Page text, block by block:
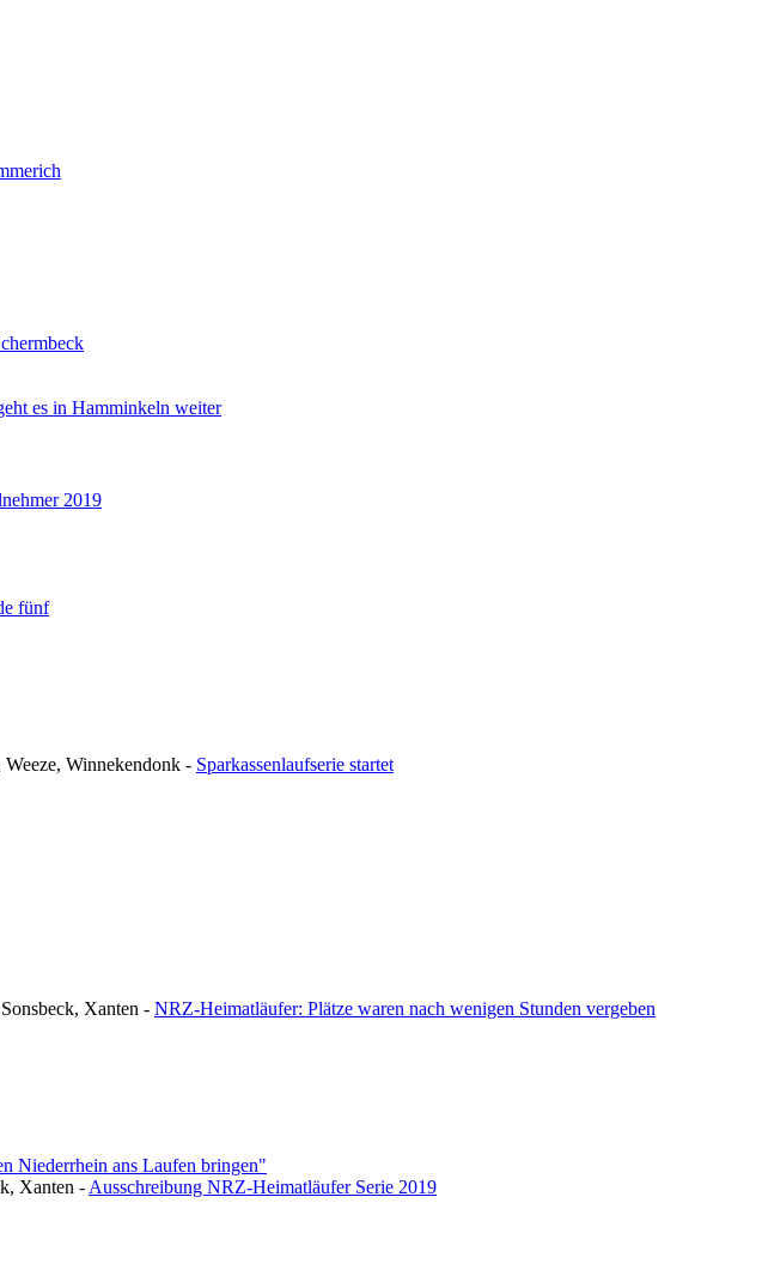
es in Hamminkeln weiter
2019
fünf
Winnekendonk - Sparkassenlaufserie startet
Xanten - NRZ-Heimatläufer: Plätze waren nach wenigen Stunden vergeben
Niederrhein ans Laufen bringen"
Xanten - Ausschreibung NRZ-Heimatläufer Serie 2019